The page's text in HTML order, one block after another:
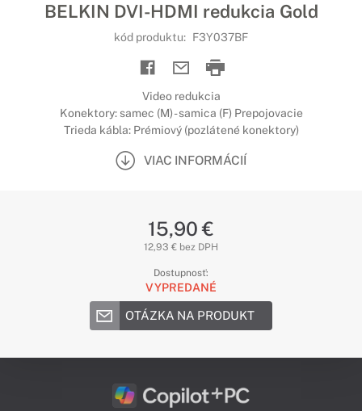
BELKIN DVI-HDMI redukcia Gold
kód produktu: F3Y037BF
Video redukcia
Konektory: samec (M) - samica (F) Prepojovacie
Trieda kábla: Prémiový (pozlátené konektory)
VIAC INFORMÁCIÍ
15,90 €
12,93 € bez DPH
Dostupnosť:
VYPREDANÉ
OTÁZKA NA PRODUKT